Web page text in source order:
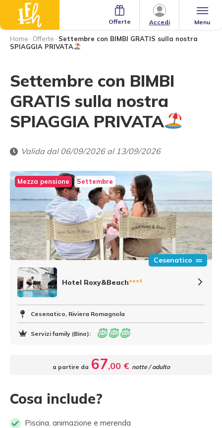
Menu
Accedi
Offerte
Home · Offerte · Settembre con BIMBI GRATIS sulla nostra
SPIAGGIA PRIVATA
Settembre con BIMBI
GRATIS sulla nostra
SPIAGGIA PRIVATA
Valida dal 06/09/2026 al 13/09/2026
Mezza pensione Settembre
Cesenatico
Hotel Roxy&Beach***s
Cesenatico, Riviera Romagnola
Servizi family (Bino):
Cosa include?
Piscina, animazione e merenda
a partire da 67,00 € notte / adulto